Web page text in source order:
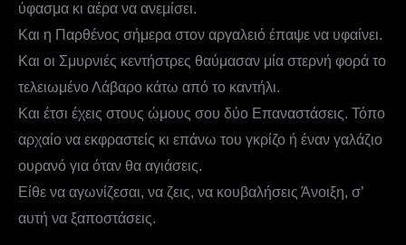
ύφασμα κι αέρα να ανεμίσει.
Και η Παρθένος σήμερα στον αργαλειό έπαψε να υφαίνει.
Και οι Σμυρνιές κεντήστρες θαύμασαν μία στερνή φορά το
τελειωμένο Λάβαρο κάτω από το καντήλι.
Και έτσι έχεις στους ώμους σου δύο Επαναστάσεις. Τόπο
αρχαίο να εκφραστείς κι επάνω του γκρίζο ή έναν γαλάζιο
ουρανό για όταν θα αγιάσεις.
Είθε να αγωνίζεσαι, να ζεις, να κουβαλήσεις Άνοιξη, σ’
αυτή να ξαποστάσεις.